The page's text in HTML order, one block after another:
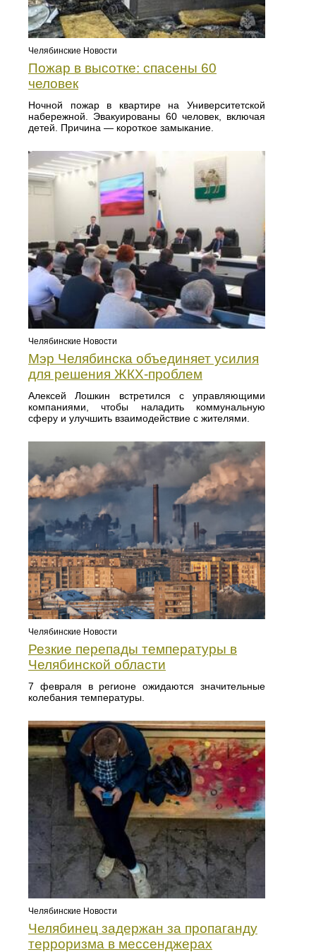
Челябинские Новости
Пожар в высотке: спасены 60
человек
Ночной пожар в квартире на Университетской
набережной. Эвакуированы 60 человек, включая
детей. Причина — короткое замыкание.
Челябинские Новости
Мэр Челябинска объединяет усилия
для решения ЖКХ-проблем
Алексей Лошкин встретился с управляющими
компаниями, чтобы наладить коммунальную
сферу и улучшить взаимодействие с жителями.
Челябинские Новости
Резкие перепады температуры в
Челябинской области
7 февраля в регионе ожидаются значительные
колебания температуры.
Челябинские Новости
Челябинец задержан за пропаганду
терроризма в мессенджерах